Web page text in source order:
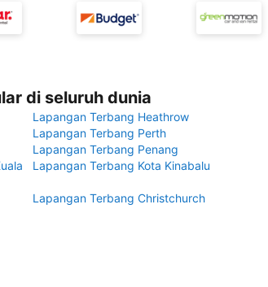
di seluruh dunia
Lapangan Terbang Heathrow
Lapangan Terbang Perth
Lapangan Terbang Penang
Lapangan Terbang Kota Kinabalu
Lapangan Terbang Christchurch